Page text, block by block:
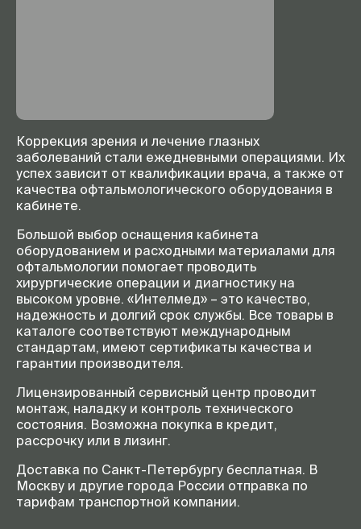
Коррекция зрения и лечение глазных
заболеваний стали ежедневными операциями. Их
успех зависит от квалификации врача, а также от
качества офтальмологического оборудования в
кабинете.
Большой выбор оснащения кабинета
оборудованием и расходными материалами для
офтальмологии помогает проводить
хирургические операции и диагностику на
высоком уровне. «Интелмед» – это качество,
надежность и долгий срок службы. Все товары в
каталоге соответствуют международным
стандартам, имеют сертификаты качества и
гарантии производителя.
Лицензированный сервисный центр проводит
монтаж, наладку и контроль технического
состояния. Возможна покупка в кредит,
рассрочку или в лизинг.
Доставка по Санкт-Петербургу бесплатная. В
Москву и другие города России отправка по
тарифам транспортной компании.